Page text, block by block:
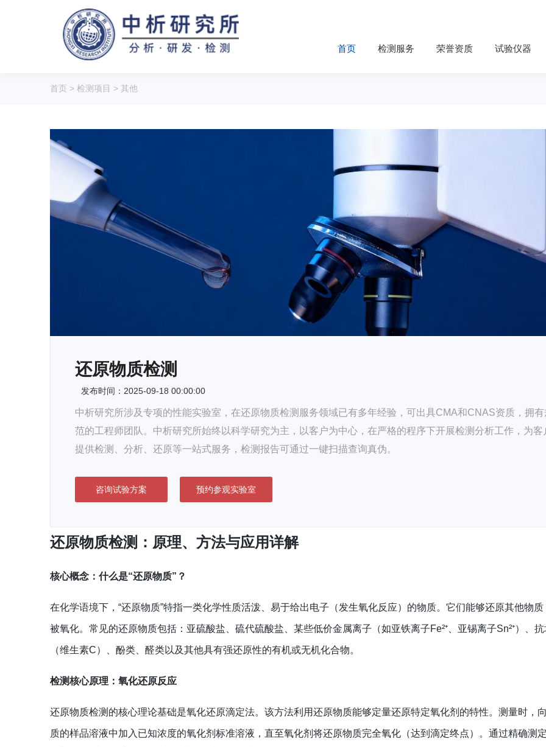
首页 检测服务 荣誉资质 试验仪器
首页 > 检测项目 > 其他
还原物质检测
发布时间：2025-09-18 00:00:00
中析研究所涉及专项的性能实验室，在还原物质检测服务领域已有多年经验，可出具CMA和CNAS资质，拥有
范的工程师团队。中析研究所始终以科学研究为主，以客户为中心，在严格的程序下开展检测分析工作，为客
提供检测、分析、还原等一站式服务，检测报告可通过一键扫描查询真伪。
咨询试验方案 预约参观实验室
还原物质检测：原理、方法与应用详解
核心概念：什么是“还原物质”？
在化学语境下，“还原物质”特指一类化学性质活泼、易于给出电子（发生氧化反应）的物质。它们能够还原其他物
被氧化。常见的还原物质包括：亚硫酸盐、硫代硫酸盐、某些低价金属离子（如亚铁离子Fe²⁺、亚锡离子Sn²⁺）、
（维生素C）、酚类、醛类以及其他具有强还原性的有机或无机化合物。
检测核心原理：氧化还原反应
还原物质检测的核心理论基础是氧化还原滴定法。该方法利用还原物质能够定量还原特定氧化剂的特性。测量时，
质的样品溶液中加入已知浓度的氧化剂标准溶液，直至氧化剂将还原物质完全氧化（达到滴定终点）。通过精确测